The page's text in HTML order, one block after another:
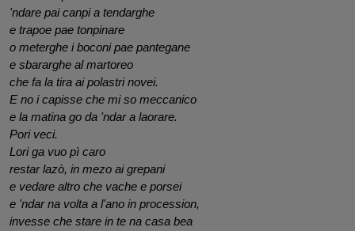
'ndare pai canpi a tendarghe
e trapoe pae tonpinare
o meterghe i boconi pae pantegane
e sbararghe al martoreo
che fa la tira ai polastri novei.
E no i capisse che mi so meccanico
e la matina go da 'ndar a laorare.
Pori veci.
Lori ga vuo pì caro
restar lazò, in mezo ai grepani
e vedare altro che vache e porsei
e 'ndar na volta a l'ano in procession,
invesse che stare in te na casa bea